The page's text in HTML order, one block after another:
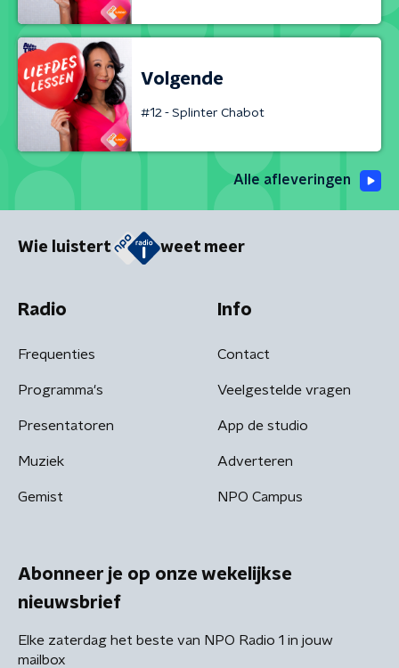
Volgende
#12 - Splinter Chabot
Alle afleveringen
Wie luistert weet meer
Radio
Frequenties
Programma's
Presentatoren
Muziek
Gemist
Info
Contact
Veelgestelde vragen
App de studio
Adverteren
NPO Campus
Abonneer je op onze wekelijkse
nieuwsbrief
Elke zaterdag het beste van NPO Radio 1 in jouw
mailbox